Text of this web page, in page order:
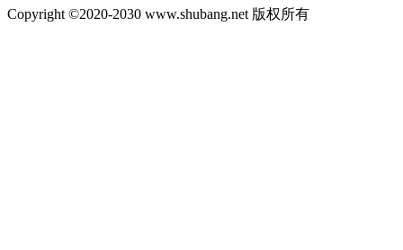
Copyright ©2020-2030 www.shubang.net 版权所有